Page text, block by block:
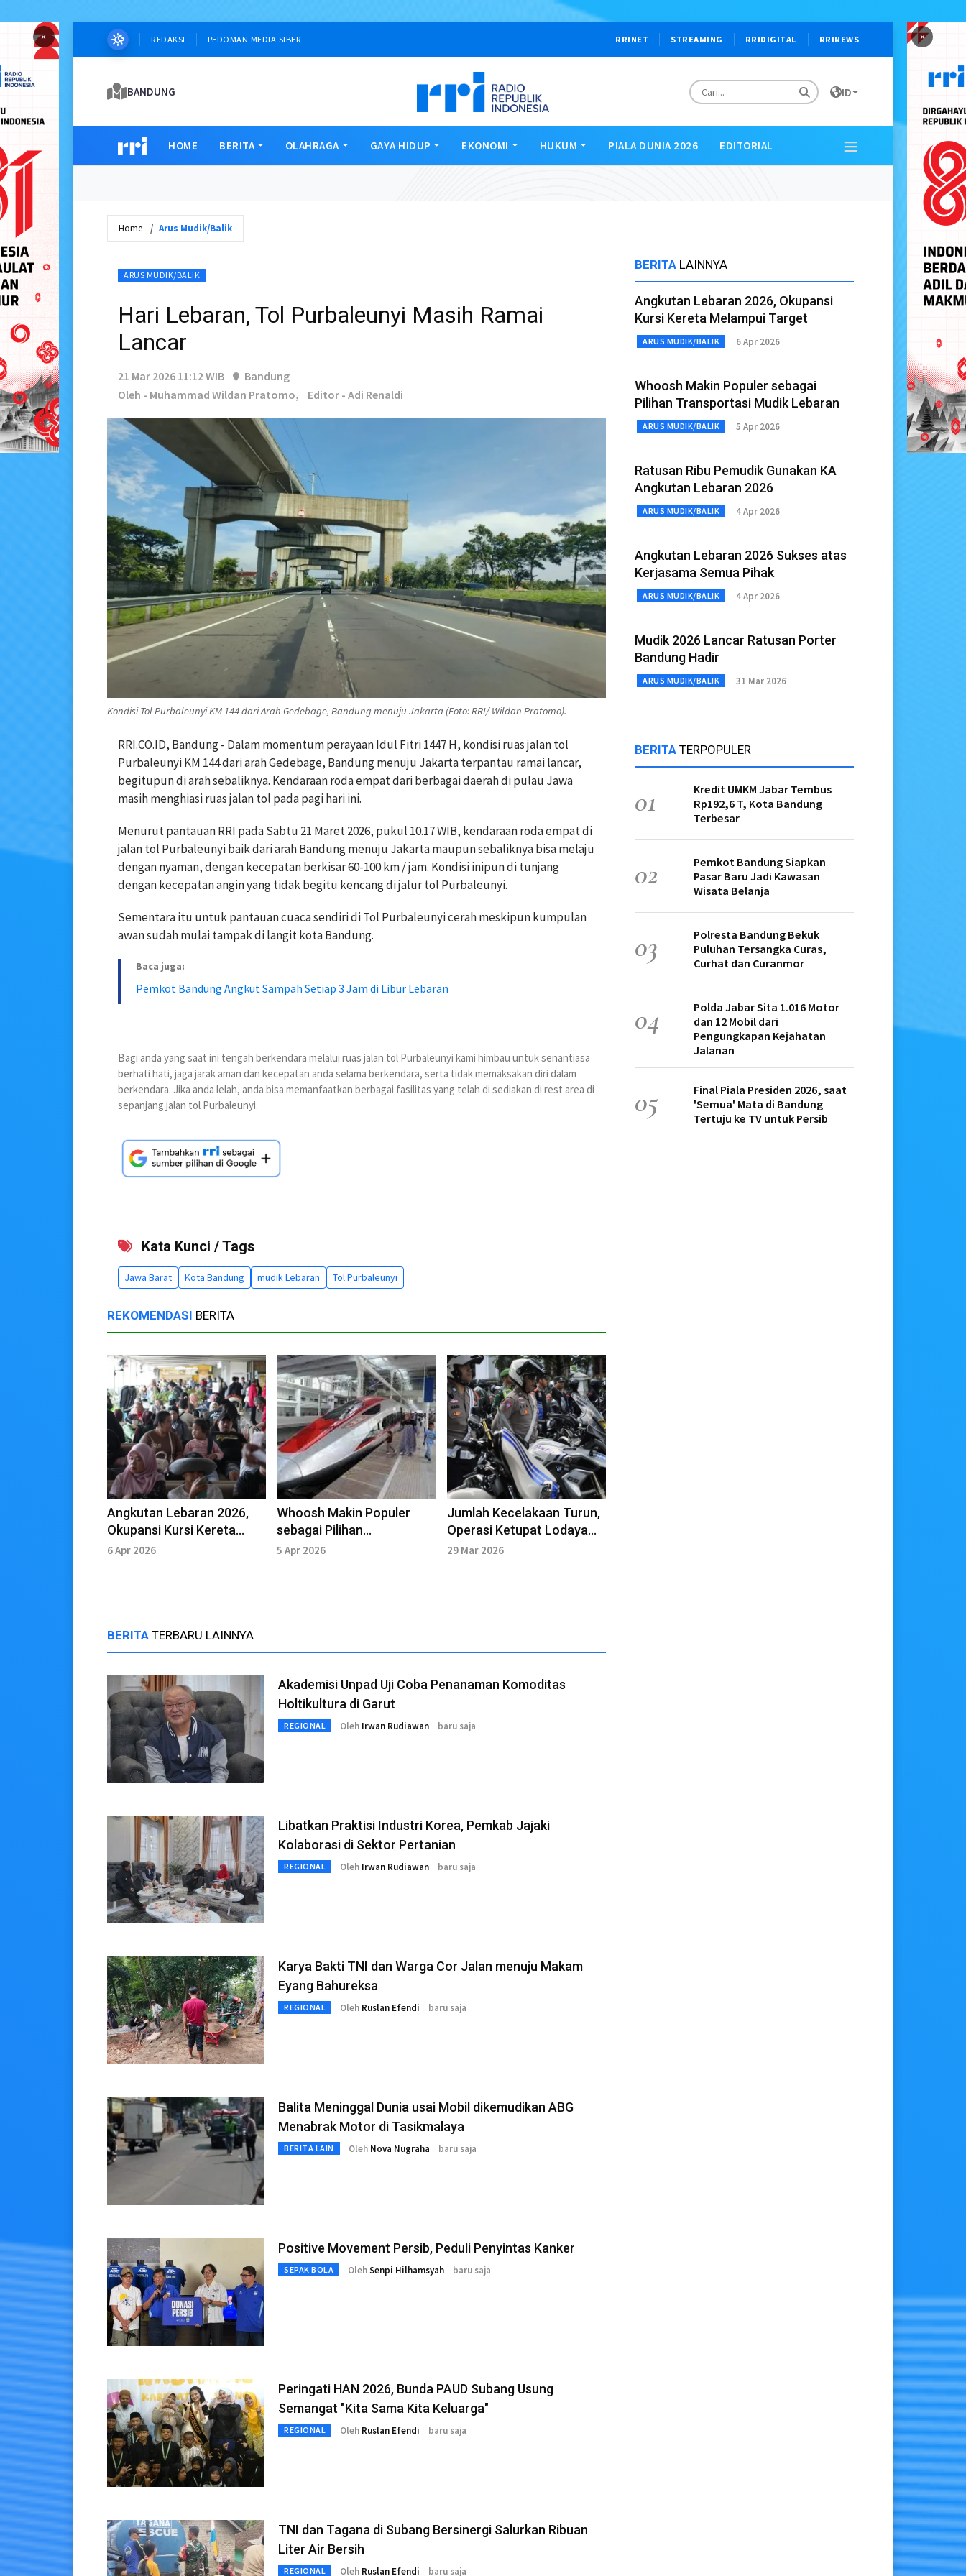
× ×
REDAKSI PEDOMAN MEDIA SIBER RRINET STREAMING RRIDIGITAL RRINEWS
BANDUNG ID
HOME BERITA OLAHRAGA GAYA HIDUP EKONOMI HUKUM PIALA DUNIA 2026 EDITORIAL
Home Arus Mudik/Balik
ARUS MUDIK/BALIK
Hari Lebaran, Tol Purbaleunyi Masih Ramai
Lancar
21 Mar 2026 11:12 WIB
Bandung
Oleh - Muhammad Wildan Pratomo,
Editor - Adi Renaldi
Kondisi Tol Purbaleunyi KM 144 dari Arah Gedebage, Bandung menuju Jakarta (Foto: RRI/ Wildan Pratomo).
‎RRI.CO.ID, Bandung - Dalam momentum perayaan Idul Fitri 1447 H, kondisi ruas jalan tol
Purbaleunyi KM 144 dari arah Gedebage, Bandung menuju Jakarta terpantau ramai lancar,
begitupun di arah sebaliknya. Kendaraan roda empat dari berbagai daerah di pulau Jawa
masih menghiasi ruas jalan tol pada pagi hari ini. ‎
‎Menurut pantauan RRI pada Sabtu 21 Maret 2026, pukul 10.17 WIB, kendaraan roda empat di
jalan tol Purbaleunyi baik dari arah Bandung menuju Jakarta maupun sebaliknya bisa melaju
dengan nyaman, dengan kecepatan berkisar 60-100 km / jam. Kondisi inipun di tunjang
dengan kecepatan angin yang tidak begitu kencang di jalur tol Purbaleunyi.
‎Sementara itu untuk pantauan cuaca sendiri di Tol Purbaleunyi cerah meskipun kumpulan
awan sudah mulai tampak di langit kota Bandung.
Baca juga:
Pemkot Bandung Angkut Sampah Setiap 3 Jam di Libur Lebaran
Bagi anda yang saat ini tengah berkendara melalui ruas jalan tol Purbaleunyi kami himbau untuk senantiasa
berhati hati, jaga jarak aman dan kecepatan anda selama berkendara, serta tidak memaksakan diri dalam
berkendara. Jika anda lelah, anda bisa memanfaatkan berbagai fasilitas yang telah di sediakan di rest area di
sepanjang jalan tol Purbaleunyi.
Kata Kunci / Tags
Jawa Barat Kota Bandung mudik Lebaran Tol Purbaleunyi
REKOMENDASI BERITA
Angkutan Lebaran 2026,
Okupansi Kursi Kereta
Melampui Target
6 Apr 2026
Whoosh Makin Populer
sebagai Pilihan
Transportasi Mudik
5 Apr 2026
Jumlah Kecelakaan Turun,
Operasi Ketupat Lodaya
Sukses Melalui Berbagai
29 Mar 2026
BERITA TERBARU LAINNYA
Akademisi Unpad Uji Coba Penanaman Komoditas
Holtikultura di Garut
REGIONAL Oleh Irwan Rudiawan baru saja
Libatkan Praktisi Industri Korea, Pemkab Jajaki
Kolaborasi di Sektor Pertanian
REGIONAL Oleh Irwan Rudiawan baru saja
Karya Bakti TNI dan Warga Cor Jalan menuju Makam
Eyang Bahureksa
REGIONAL Oleh Ruslan Efendi baru saja
Balita Meninggal Dunia usai Mobil dikemudikan ABG
Menabrak Motor di Tasikmalaya
BERITA LAIN Oleh Nova Nugraha baru saja
Positive Movement Persib, Peduli Penyintas Kanker
SEPAK BOLA OlehSenpi Hilhamsyah baru saja
Peringati HAN 2026, Bunda PAUD Subang Usung
Semangat "Kita Sama Kita Keluarga"
REGIONAL Oleh Ruslan Efendi baru saja
TNI dan Tagana di Subang Bersinergi Salurkan Ribuan
Liter Air Bersih
REGIONAL Oleh Ruslan Efendi baru saja
BERITA LAINNYA
Angkutan Lebaran 2026, Okupansi
Kursi Kereta Melampui Target
ARUS MUDIK/BALIK 6 Apr 2026
Whoosh Makin Populer sebagai
Pilihan Transportasi Mudik Lebaran
ARUS MUDIK/BALIK 5 Apr 2026
Ratusan Ribu Pemudik Gunakan KA
Angkutan Lebaran 2026
ARUS MUDIK/BALIK 4 Apr 2026
Angkutan Lebaran 2026 Sukses atas
Kerjasama Semua Pihak
ARUS MUDIK/BALIK 4 Apr 2026
Mudik 2026 Lancar Ratusan Porter
Bandung Hadir
ARUS MUDIK/BALIK 31 Mar 2026
BERITA TERPOPULER
01
Kredit UMKM Jabar Tembus
Rp192,6 T, Kota Bandung
Terbesar
02
Pemkot Bandung Siapkan
Pasar Baru Jadi Kawasan
Wisata Belanja
03
Polresta Bandung Bekuk
Puluhan Tersangka Curas,
Curhat dan Curanmor
04
Polda Jabar Sita 1.016 Motor
dan 12 Mobil dari
Pengungkapan Kejahatan
Jalanan
05
Final Piala Presiden 2026, saat
'Semua' Mata di Bandung
Tertuju ke TV untuk Persib